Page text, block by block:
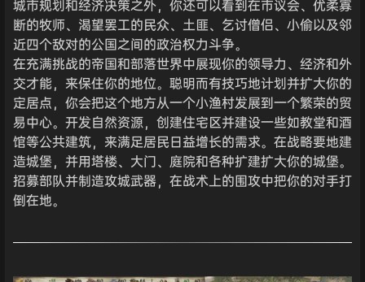
城市规划和经济决策之外，你还可以看到在市议会、优柔寡
断的牧师、渴望罢工的民众、土匪、乞讨僧侣、小偷以及邻
近四个敌对的公国之间的政治权力斗争。
在充满挑战的帝国和部落世界中展现你的领导力、经济和外
交才能，来保住你的地位。聪明而有技巧地计划并扩大你的
定居点，你会把这个地方从一个小渔村发展到一个繁荣的贸
易中心。开发自然资源，创建住宅区并建设一些如教堂和酒
馆等公共建筑，来满足居民日益增长的需求。在战略要地建
造城堡，并用塔楼、大门、庭院和各种扩建扩大你的城堡。
招募部队并制造攻城武器，在战术上的围攻中把你的对手打
倒在地。